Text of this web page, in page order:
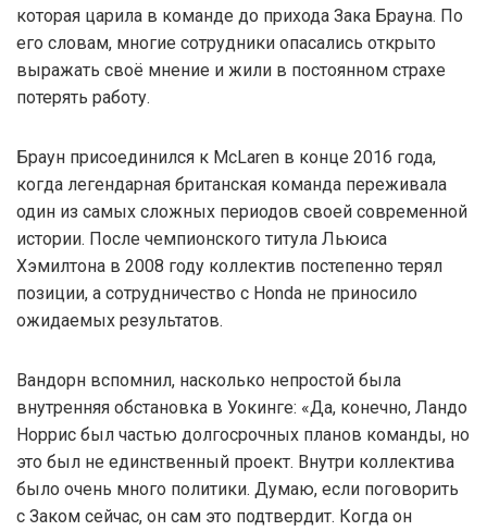
которая царила в команде до прихода Зака Брауна. По
его словам, многие сотрудники опасались открыто
выражать своё мнение и жили в постоянном страхе
потерять работу.
Браун присоединился к McLaren в конце 2016 года,
когда легендарная британская команда переживала
один из самых сложных периодов своей современной
истории. После чемпионского титула Льюиса
Хэмилтона в 2008 году коллектив постепенно терял
позиции, а сотрудничество с Honda не приносило
ожидаемых результатов.
Вандорн вспомнил, насколько непростой была
внутренняя обстановка в Уокинге: «Да, конечно, Ландо
Норрис был частью долгосрочных планов команды, но
это был не единственный проект. Внутри коллектива
было очень много политики. Думаю, если поговорить
с Заком сейчас, он сам это подтвердит. Когда он